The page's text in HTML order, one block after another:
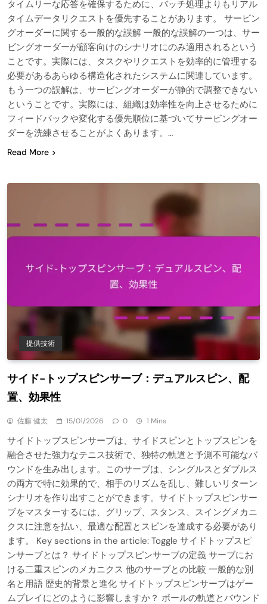
タイムリーな応答を確保するために、バッチ処理よりもリアル
タイムデータリクエストを優先することがあります。 サービン
グオーダーに関する一般的な誤解 一般的な誤解の一つは、サー
ビングオーダーが顧客向けのシナリオにのみ適用されるという
ことです。実際には、タスクやリクエストを効率的に管理する
必要があるあらゆる構造化されたシステムに関連しています。
もう一つの誤解は、サービングオーダーが静的で調整できない
ということです。実際には、組織は効率性を向上させるために
フィードバックや変化する優先順位に基づいてサービングオー
ダーを洗練させることがよくあります。…
Read More
提供技術
サイド-トップスピンサーブ：デュアルスピン、配
置、効果性
佐藤 健太 15/01/2026 0 1 Mins
サイドトップスピンサーブは、サイドスピンとトップスピンを
融合させた強力なテニス技術で、独特の軌道と予測不可能なバ
ウンドを生み出します。このサーブは、シングルスとダブルス
の両方で特に効果的で、相手のリズムを乱し、難しいリターン
シナリオを作り出すことができます。サイドトップスピンサー
ブをマスターするには、グリップ、スタンス、スイングメカニ
クスに注意を払い、最適な配置とスピンを達成する必要があり
ます。 Key sections in the article: Toggle サイドトップスピ
ンサーブとは？ サイドトップスピンサーブの定義 サーブにお
ける二重スピンのメカニクス 他のサーブとの比較 一般的な別
名と用語 歴史的背景と進化 サイドトップスピンサーブはゲー
ムプレイにどのように影響しますか？ ボールの軌道とバウンド